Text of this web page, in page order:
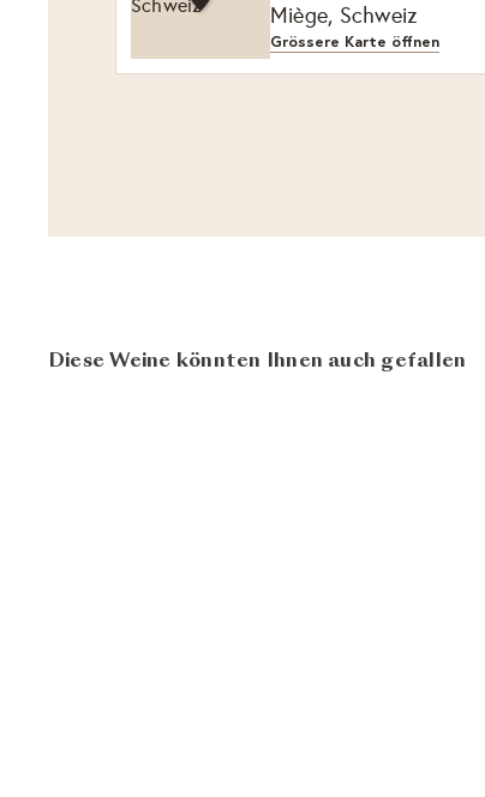
Miège, Schweiz
Grössere Karte öffnen
Diese Weine könnten Ihnen auch gefallen